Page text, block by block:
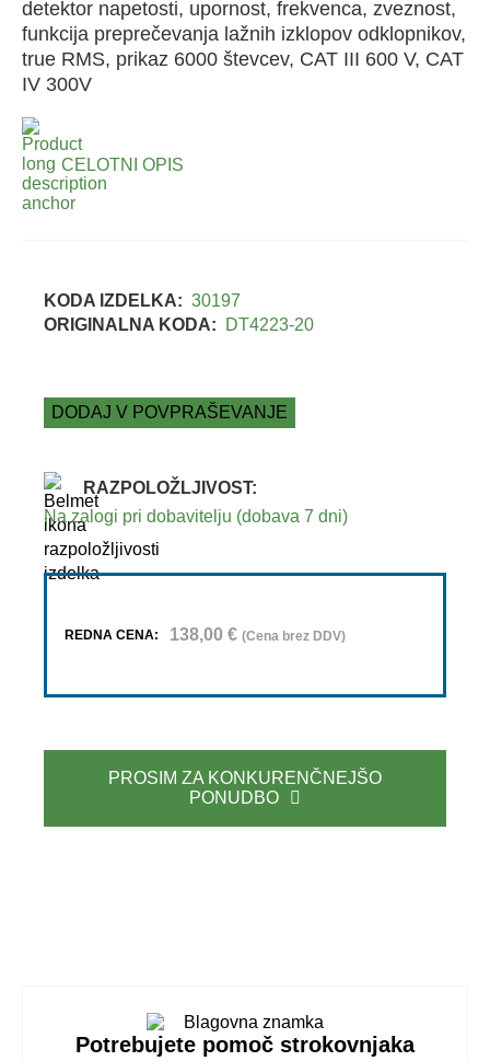
detektor napetosti, upornost, frekvenca, zveznost,
funkcija preprečevanja lažnih izklopov odklopnikov,
true RMS, prikaz 6000 števcev, CAT III 600 V, CAT
IV 300V
CELOTNI OPIS
KODA IZDELKA: 30197
ORIGINALNA KODA:
DT4223-20
DODAJ V POVPRAŠEVANJE
RAZPOLOŽLJIVOST:
Na zalogi pri dobavitelju (dobava 7 dni)
REDNA CENA: 138,00 € (Cena brez DDV)
PROSIM ZA KONKURENČNEJŠO
PONUDBO
Potrebujete pomoč strokovnjaka